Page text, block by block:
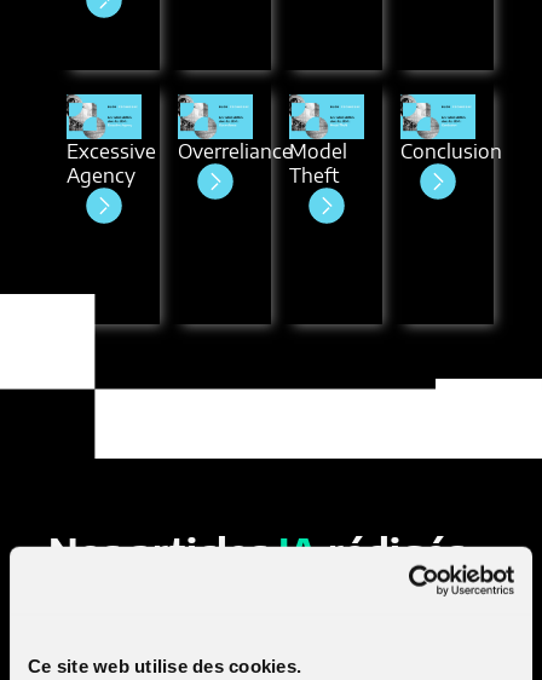
Ce site web utilise des cookies.
Excessive
Agency
OverrelianceModel
Theft
Conclusion
Nos articlesIArédigés